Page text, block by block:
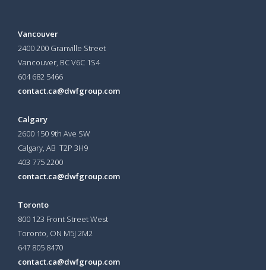
Vancouver
2400 200 Granville Street
Vancouver, BC V6C 1S4
604 682 5466
contact.ca@dwfgroup.com
Calgary
2600 150 9th Ave SW
Calgary, AB T2P 3H9
403 775 2200
contact.ca@dwfgroup.com
Toronto
800 123 Front Street West
Toronto, ON M5J 2M2
647 805 8470
contact.ca@dwfgroup.com